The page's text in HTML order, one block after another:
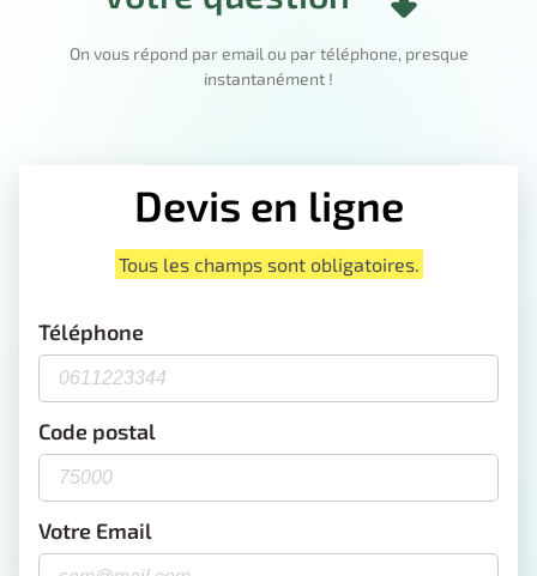
On vous répond par email ou par téléphone, presque
instantanément !
Devis en ligne
Tous les champs sont obligatoires.
Téléphone
Code postal
Votre Email